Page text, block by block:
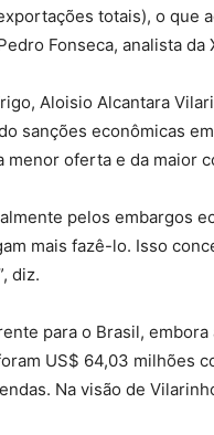
totais), o que
Fonseca, analista da
Aloisio Alcantara
sanções econômicas
menor oferta e da maior
pelos embargos
mais fazê-lo. Isso
diz.
para o Brasil,
US$ 64,03 milhões
Na visão de